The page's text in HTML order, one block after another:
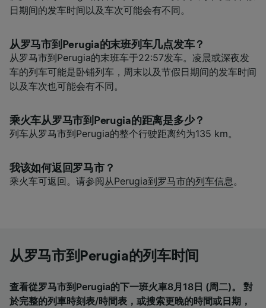
日期间的发车时间以及车次可能会有不同。
从罗马市到Perugia的末班列车几点发车？
从罗马市到Perugia的末班车于22:57发车。凌晨或深夜发
车的列车可能是卧铺列车，周末以及节假日期间的发车时间
以及车次也可能会有不同。
乘火车从罗马市到Perugia的距离是多少？
列车从罗马市到Perugia的整个行驶距离约为135 km。
我该如何返回罗马市？
乘火车可返回。请参阅从Perugia到罗马市的列车信息 。
从罗马市到Perugia的列车时间
查看從罗马市到Perugia的下一班火車8月18日 (周二)。 對
於完整的列車時刻表/時間表，或搜索更晚的時間或日期，